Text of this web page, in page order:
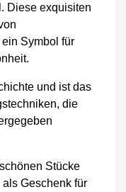
Diese exquisiten
Symbol für
und ist das
die
Stücke
Geschenk für